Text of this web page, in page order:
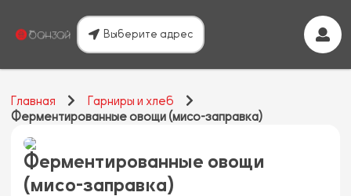
Выберите адрес
Главная
Гарниры и хлеб
Ферментированные овощи (мисо-заправка)
Ферментированные овощи
(мисо-заправка)